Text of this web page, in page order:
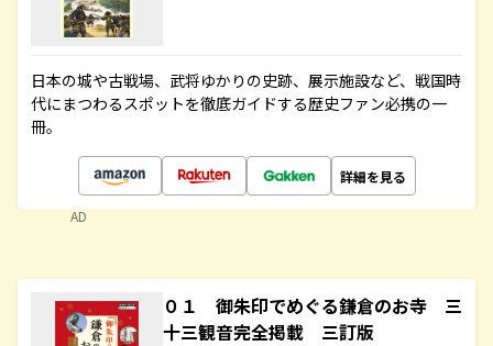
日本の城や古戦場、武将ゆかりの史跡、展示施設など、戦国時
代にまつわるスポットを徹底ガイドする歴史ファン必携の一
冊。
詳細を見る
AD
０１ 御朱印でめぐる鎌倉のお寺 三
十三観音完全掲載 三訂版